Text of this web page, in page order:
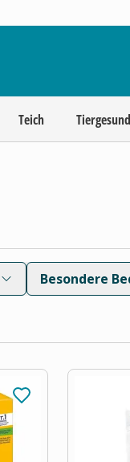
Teich
Besondere